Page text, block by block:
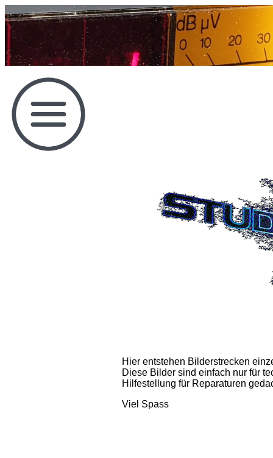
Hier entstehen Bilderstrecken
Diese Bilder sind einfach nur für
Hilfestellung für Reparaturen
Viel Spass